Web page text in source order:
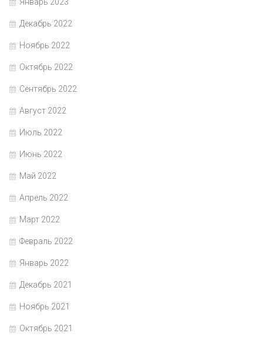
Январь 2023
Декабрь 2022
Ноябрь 2022
Октябрь 2022
Сентябрь 2022
Август 2022
Июль 2022
Июнь 2022
Май 2022
Апрель 2022
Март 2022
Февраль 2022
Январь 2022
Декабрь 2021
Ноябрь 2021
Октябрь 2021